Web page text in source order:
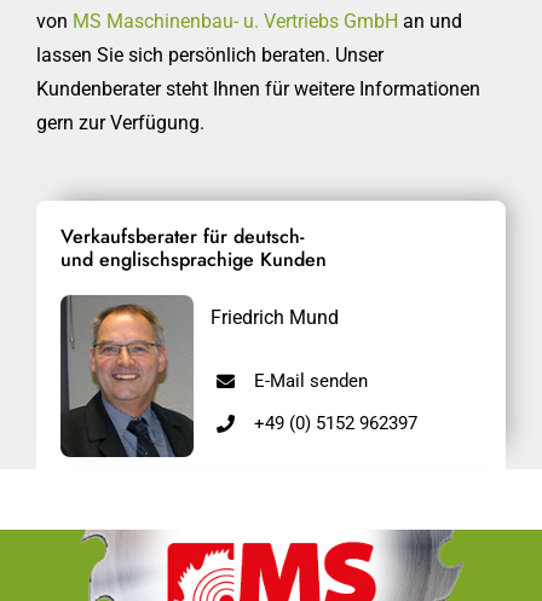
von MS Maschinenbau- u. Vertriebs GmbH an und
lassen Sie sich persönlich beraten. Unser
Kundenberater steht Ihnen für weitere Informationen
gern zur Verfügung.
Verkaufsberater für deutsch-
und englischsprachige Kunden
Friedrich Mund
E-Mail senden
+49 (0) 5152 962397